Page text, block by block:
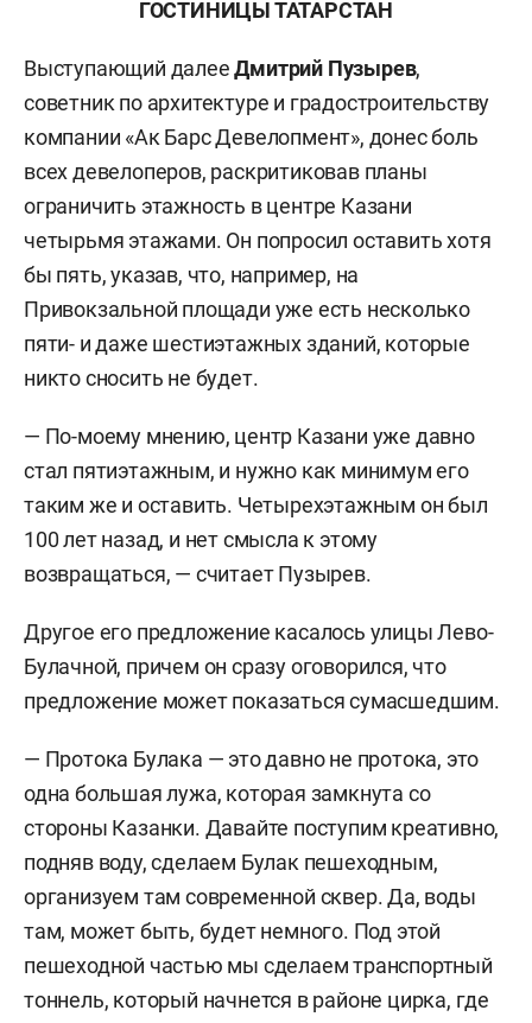
ГОСТИНИЦЫ ТАТАРСТАН
Выступающий далееДмитрий Пузырев,
советник по архитектуре и градостроительству
компании «Ак Барс Девелопмент», донес боль
всех девелоперов, раскритиковав планы
ограничить этажность в центре Казани
четырьмя этажами. Он попросил оставить хотя
бы пять, указав, что, например, на
Привокзальной площади уже есть несколько
пяти- и даже шестиэтажных зданий, которые
никто сносить не будет.
— По-моему мнению, центр Казани уже давно
стал пятиэтажным, и нужно как минимум его
таким же и оставить. Четырехэтажным он был
100 лет назад, и нет смысла к этому
возвращаться, — считает Пузырев.
Другое его предложение касалось улицы Лево-
Булачной, причем он сразу оговорился, что
предложение может показаться сумасшедшим.
— Протока Булака — это давно не протока, это
одна большая лужа, которая замкнута со
стороны Казанки. Давайте поступим креативно,
подняв воду, сделаем Булак пешеходным,
организуем там современной сквер. Да, воды
там, может быть, будет немного. Под этой
пешеходной частью мы сделаем транспортный
тоннель, который начнется в районе цирка, где